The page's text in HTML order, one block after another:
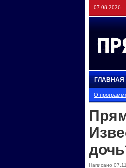
07.08.2026
ГЛАВНАЯ
О
Написано